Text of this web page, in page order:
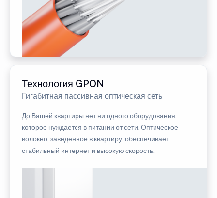
Технология GPON
Гигабитная пассивная оптическая сеть
До Вашей квартиры нет ни одного оборудования,
которое нуждается в питании от сети. Оптическое
волокно, заведенное в квартиру, обеспечивает
стабильный интернет и высокую скорость.